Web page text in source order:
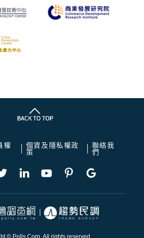
權
個資及隱私權政
策
聯絡我
們
© Polls Corp. All rights reserved.